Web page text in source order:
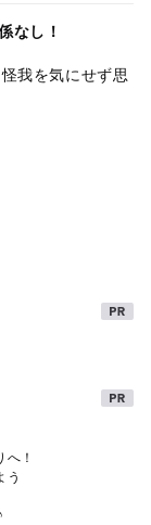
なし！
我を気にせず思
！
う